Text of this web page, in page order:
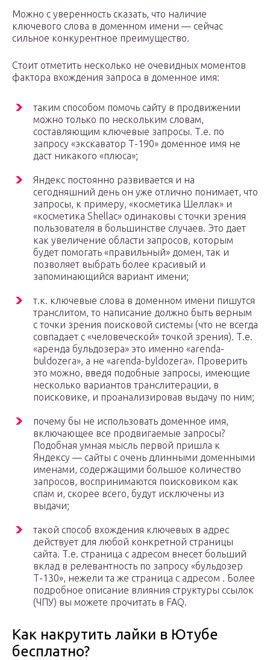
Можно с уверенность сказать, что наличие
ключевого слова в доменном имени — сейчас
сильное конкурентное преимущество.
Стоит отметить несколько не очевидных моментов
фактора вхождения запроса в доменное имя:
таким способом помочь сайту в продвижении
можно только по нескольким словам,
составляющим ключевые запросы. Т.е. по
запросу «экскаватор Т-190» доменное имя не
даст никакого «плюса»;
Яндекс постоянно развивается и на
сегодняшний день он уже отлично понимает, что
запросы, к примеру, «косметика Шеллак» и
«косметика Shellac» одинаковы с точки зрения
пользователя в большинстве случаев. Это дает
как увеличение области запросов, которым
будет помогать «правильный» домен, так и
позволяет выбрать более красивый и
запоминающийся вариант имени;
т.к. ключевые слова в доменном имени пишутся
транслитом, то написание должно быть верным
с точки зрения поисковой системы (что не всегда
совпадает с «человеческой» точкой зрения). Т.е.
«аренда бульдозера» это именно «arenda-
buldozera», а не «arenda-byldozera». Проверить
это можно, введя подобные запросы, имеющие
несколько вариантов транслитерации, в
поисковике, и проанализировав выдачу по ним;
почему бы не использовать доменное имя,
включающее все продвигаемые запросы?
Подобная умная мысль первой пришла к
Яндексу — сайты с очень длинными доменными
именами, содержащими большое количество
запросов, воспринимаются поисковиком как
спам и, скорее всего, будут исключены из
выдачи;
такой способ вхождения ключевых в адрес
действует для любой конкретной страницы
сайта. Т.е. страница с адресом внесет больший
вклад в релевантность по запросу «бульдозер
Т-130», нежели та же страница с адресом . Более
подробное описание влияния структуры ссылок
(ЧПУ) вы можете прочитать в FAQ.
Как накрутить лайки в Ютубе
бесплатно?